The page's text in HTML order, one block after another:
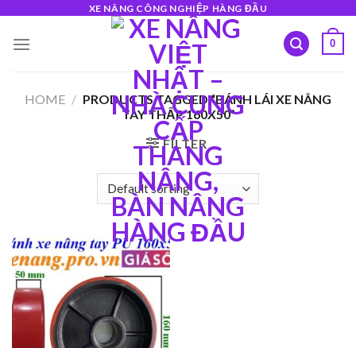
content
XE NÂNG CÔNG NGHIỆP HÀNG ĐẦU
0
HOME / PRODUCTS TAGGED “BÁNH LÁI XE NÂNG
TAY THẤP 160X50”
FILTER